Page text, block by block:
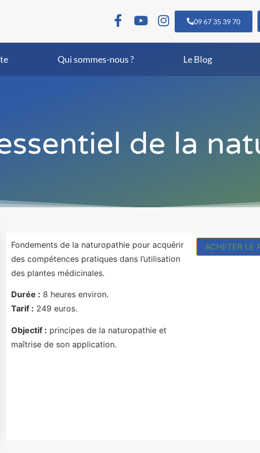
09 67 35 39 70
Qui sommes-nous ? Le Blog
de la
Fondements de la naturopathie pour acquérir
des compétences pratiques dans l’utilisation
des plantes médicinales.
Durée : 8 heures environ.
Tarif : 249 euros.
Objectif : principes de la naturopathie et
maîtrise de son application.
ACHETER LE